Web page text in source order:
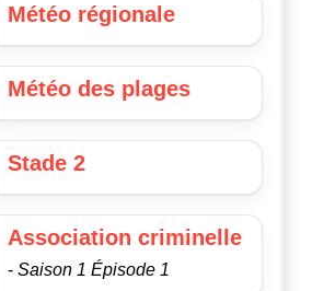
Météo régionale
Météo des plages
Stade 2
Association criminelle
- Saison 1 Épisode 1